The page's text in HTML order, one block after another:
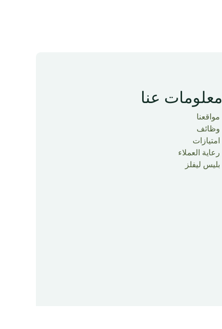
معلومات عنا
مواقعنا
وظائف
امتيازات
رعاية العملاء
بليس ليفلز